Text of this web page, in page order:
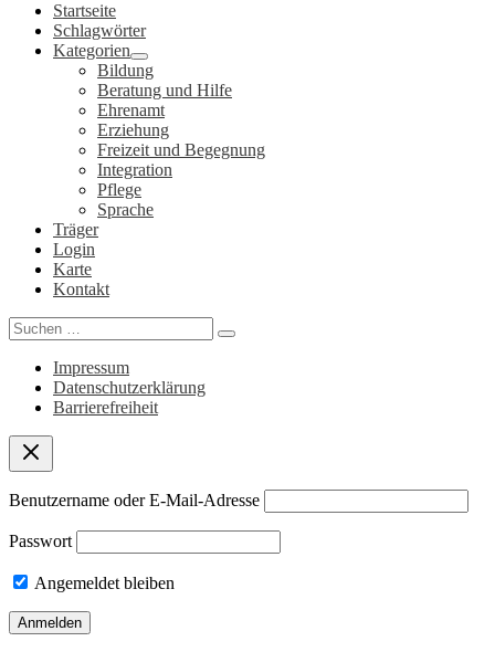
Startseite
Schlagwörter
Kategorien
Bildung
Beratung und Hilfe
Ehrenamt
Erziehung
Freizeit und Begegnung
Integration
Pflege
Sprache
Träger
Login
Karte
Kontakt
Search
for:
Impressum
Datenschutzerklärung
Barrierefreiheit
Benutzername oder E-Mail-Adresse
Passwort
Angemeldet bleiben